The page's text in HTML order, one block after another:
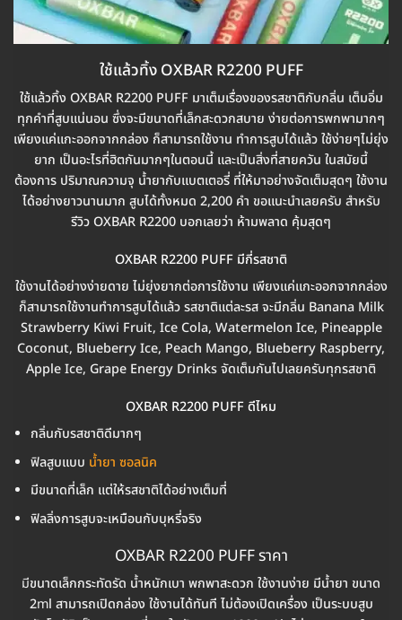
ใช้แล้วทิ้ง OXBAR R2200 PUFF
ใช้แล้วทิ้ง OXBAR R2200 PUFF มาเต็มเรื่องของรสชาติกับกลิ่น เต็มอิ่ม
ทุกคำที่สูบแน่นอน ซึ่งจะมีขนาดที่เล็กสะดวกสบาย ง่ายต่อการพกพามากๆ
เพียงแค่แกะออกจากกล่อง ก็สามารถใช้งาน ทำการสูบได้แล้ว ใช้ง่ายๆไม่ยุ่ง
ยาก เป็นอะไรที่ฮิตกันมากๆในตอนนี้ และเป็นสิ่งที่สายควัน ในสมัยนี้
ต้องการ ปริมาณความจุ น้ำยากับแบตเตอรี่ ที่ให้มาอย่างจัดเต็มสุดๆ ใช้งาน
ได้อย่างยาวนานมาก สูบได้ทั้งหมด 2,200 คำ ขอแนะนำเลยครับ สำหรับ
รีวิว OXBAR R2200 บอกเลยว่า ห้ามพลาด คุ้มสุดๆ
OXBAR R2200 PUFF มีกี่รสชาติ
ใช้งานได้อย่างง่ายดาย ไม่ยุ่งยากต่อการใช้งาน เพียงแค่แกะออกจากกล่อง
ก็สามารถใช้งานทำการสูบได้แล้ว รสชาติแต่ละรส จะมีกลิ่น Banana Milk
Strawberry Kiwi Fruit, Ice Cola, Watermelon Ice, Pineapple
Coconut, Blueberry Ice, Peach Mango, Blueberry Raspberry,
Apple Ice, Grape Energy Drinks จัดเต็มกันไปเลยครับทุกรสชาติ
OXBAR R2200 PUFF ดีไหม
กลิ่นกับรสชาติดีมากๆ
ฟิลสูบแบบ น้ำยา ซอลนิค
มีขนาดที่เล็ก แต่ให้รสชาติได้อย่างเต็มที่
ฟิลลิ่งการสูบจะเหมือนกับบุหรี่จริง
OXBAR R2200 PUFF ราคา
มีขนาดเล็กกระทัดรัด น้ำหนักเบา พกพาสะดวก ใช้งานง่าย มีน้ำยา ขนาด
2ml สามารถเปิดกล่อง ใช้งานได้ทันที ไม่ต้องเปิดเครื่อง เป็นระบบสูบ